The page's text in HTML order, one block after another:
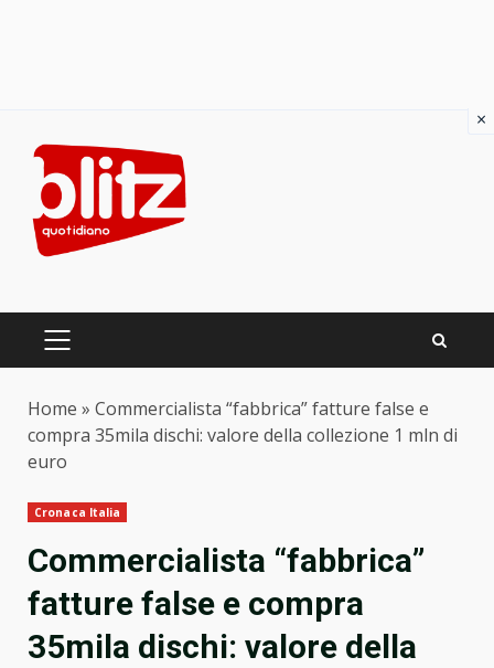
content
PRIMARY
Home » Commercialista “fabbrica” fatture false e
compra 35mila dischi: valore della collezione 1 mln di
euro
Cronaca Italia
Commercialista “fabbrica”
fatture false e compra
35mila dischi: valore della
×